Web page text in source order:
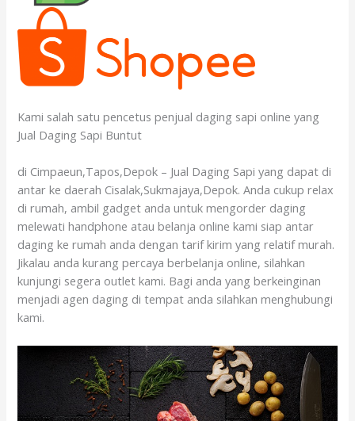
Kami salah satu pencetus penjual daging sapi online yang
Jual Daging Sapi Buntut
di Cimpaeun,Tapos,Depok – Jual Daging Sapi yang dapat di
antar ke daerah Cisalak,Sukmajaya,Depok. Anda cukup relax
di rumah, ambil gadget anda untuk mengorder daging
melewati handphone atau belanja online kami siap antar
daging ke rumah anda dengan tarif kirim yang relatif murah.
Jikalau anda kurang percaya berbelanja online, silahkan
kunjungi segera outlet kami. Bagi anda yang berkeinginan
menjadi agen daging di tempat anda silahkan menghubungi
kami.